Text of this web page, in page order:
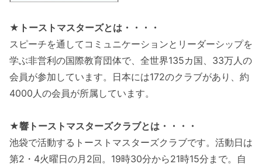
★トーストマスターズとは・・・・
スピーチを通してコミュニケーションとリーダーシップを
学ぶ非営利の国際教育団体で、全世界135カ国、33万人の
会員が参加しています。日本には172のクラブがあり、約
4000人の会員が所属しています。
★響トーストマスターズクラブとは・・・・
池袋で活動するトーストマスターズクラブです。活動日は
第2・4火曜日の月2回。19時30分から21時15分まで。自